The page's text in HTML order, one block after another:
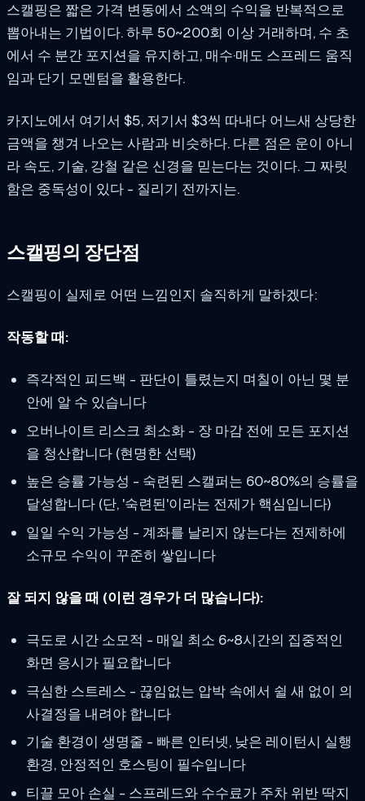
스캘핑은 짧은 가격 변동에서 소액의 수익을 반복적으로
뽑아내는 기법이다. 하루 50~200회 이상 거래하며, 수 초
에서 수 분간 포지션을 유지하고, 매수·매도 스프레드 움직
임과 단기 모멘텀을 활용한다.
카지노에서 여기서 $5, 저기서 $3씩 따내다 어느새 상당한
금액을 챙겨 나오는 사람과 비슷하다. 다른 점은 운이 아니
라 속도, 기술, 강철 같은 신경을 믿는다는 것이다. 그 짜릿
함은 중독성이 있다 - 질리기 전까지는.
스캘핑의 장단점
스캘핑이 실제로 어떤 느낌인지 솔직하게 말하겠다:
작동할 때:
즉각적인 피드백 - 판단이 틀렸는지 며칠이 아닌 몇 분
안에 알 수 있습니다
오버나이트 리스크 최소화 - 장 마감 전에 모든 포지션
을 청산합니다 (현명한 선택)
높은 승률 가능성 - 숙련된 스캘퍼는 60~80%의 승률을
달성합니다 (단, '숙련된'이라는 전제가 핵심입니다)
일일 수익 가능성 - 계좌를 날리지 않는다는 전제하에
소규모 수익이 꾸준히 쌓입니다
잘 되지 않을 때 (이런 경우가 더 많습니다):
극도로 시간 소모적 - 매일 최소 6~8시간의 집중적인
화면 응시가 필요합니다
극심한 스트레스 - 끊임없는 압박 속에서 쉴 새 없이 의
사결정을 내려야 합니다
기술 환경이 생명줄 - 빠른 인터넷, 낮은 레이턴시 실행
환경, 안정적인 호스팅이 필수입니다
티끌 모아 손실 - 스프레드와 수수료가 주차 위반 딱지